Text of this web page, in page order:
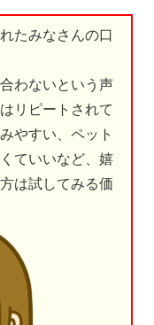
たみなさんの口
わないという声
リピートされて
やすい、ペット
ていいなど、嬉
は試してみる価